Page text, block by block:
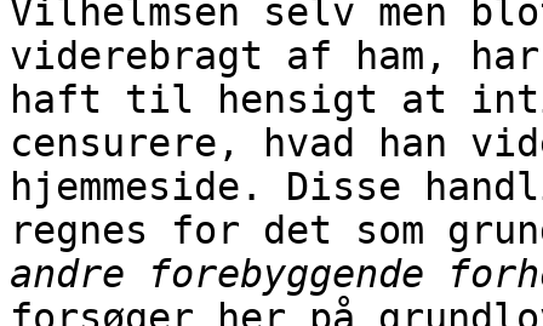
Vilhelmsen selv men
viderebragt af ham,
haft til hensigt at
censurere, hvad han
hjemmeside. Disse
regnes for det som
andre forebyggende